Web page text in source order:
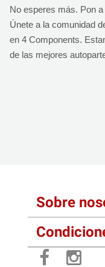
No esperes más. Pon
Únete a la comunidad
en 4 Components.
de las mejores
Sobre